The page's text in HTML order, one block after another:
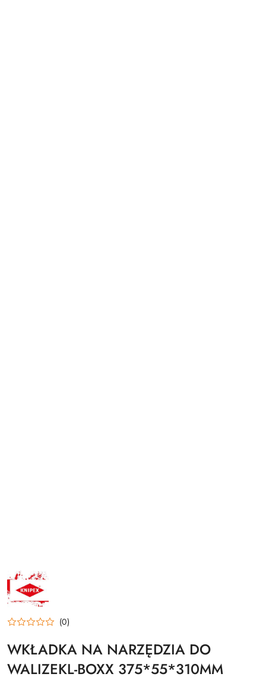
NAZWA
PRODUCENTA:
KNIPEX
(0)
WKŁADKA NA NARZĘDZIA DO
WALIZEKL-BOXX 375*55*310MM